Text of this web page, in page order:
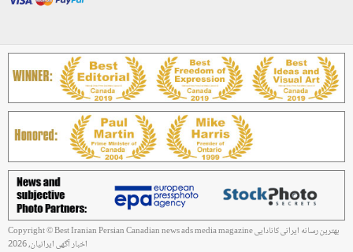
Copyright © Best Iranian Persian Canadian news ads media magazine بهترین رسانه ایرانی کانادایی
اخبار آگهی ایرانیان, 2026